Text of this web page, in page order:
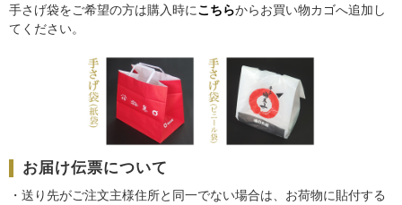
手さげ袋をご希望の方は購入時にこちらからお買い物カゴへ追加し
てください。
お届け伝票について
・送り先がご注文主様住所と同一でない場合は、お荷物に貼付する